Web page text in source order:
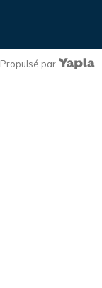
Propulsé par